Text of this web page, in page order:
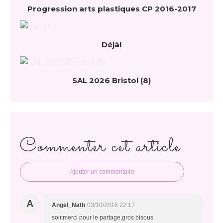
Progression arts plastiques CP 2016-2017
Déjà!
SAL 2026 Bristol (8)
Commenter cet article
Ajouter un commentaire
A Angel_Nath 03/10/2016 22:17
soir,merci pour le partage,gros bisous